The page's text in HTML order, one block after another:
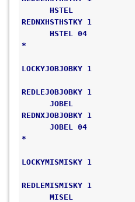
HSTEL
HSTEL 04
JOBEL
JOBEL 04
MISEL